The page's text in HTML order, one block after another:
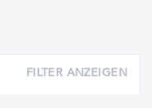
FILTER ANZEIGEN